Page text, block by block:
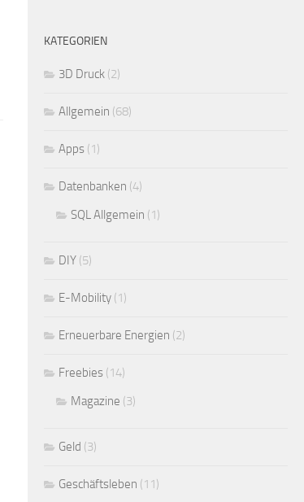
KATEGORIEN
3D Druck (2)
Allgemein (68)
Apps (1)
Datenbanken (4)
SQL Allgemein (1)
DIY (5)
E-Mobility (1)
Erneuerbare Energien (2)
Freebies (14)
Magazine (3)
Geld (3)
Geschäftsleben (11)